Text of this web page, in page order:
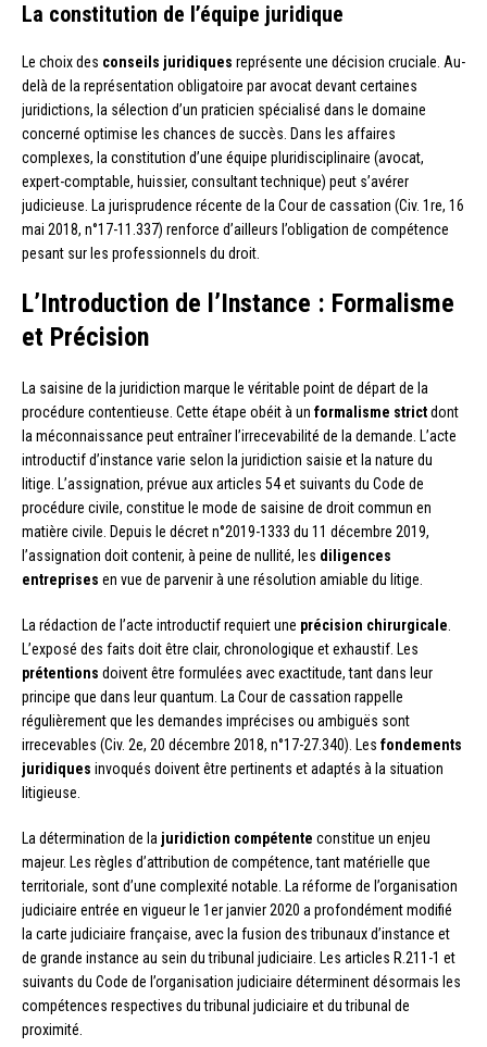
La constitution de l’équipe juridique
Le choix des conseils juridiques représente une décision cruciale. Au-
delà de la représentation obligatoire par avocat devant certaines
juridictions, la sélection d’un praticien spécialisé dans le domaine
concerné optimise les chances de succès. Dans les affaires
complexes, la constitution d’une équipe pluridisciplinaire (avocat,
expert-comptable, huissier, consultant technique) peut s’avérer
judicieuse. La jurisprudence récente de la Cour de cassation (Civ. 1re, 16
mai 2018, n°17-11.337) renforce d’ailleurs l’obligation de compétence
pesant sur les professionnels du droit.
L’Introduction de l’Instance : Formalisme
et Précision
La saisine de la juridiction marque le véritable point de départ de la
procédure contentieuse. Cette étape obéit à un formalisme strictdont
la méconnaissance peut entraîner l’irrecevabilité de la demande. L’acte
introductif d’instance varie selon la juridiction saisie et la nature du
litige. L’assignation, prévue aux articles 54 et suivants du Code de
procédure civile, constitue le mode de saisine de droit commun en
matière civile. Depuis le décret n°2019-1333 du 11 décembre 2019,
l’assignation doit contenir, à peine de nullité, les diligences
entreprises en vue de parvenir à une résolution amiable du litige.
La rédaction de l’acte introductif requiert une précision chirurgicale
L’exposé des faits doit être clair, chronologique et exhaustif. Les
prétentions doivent être formulées avec exactitude, tant dans leur
principe que dans leur quantum. La Cour de cassation rappelle
régulièrement que les demandes imprécises ou ambiguës sont
irrecevables (Civ. 2e, 20 décembre 2018, n°17-27.340). Les fondements
juridiques invoqués doivent être pertinents et adaptés à la situation
litigieuse.
La détermination de la juridiction compétente constitue un enjeu
majeur. Les règles d’attribution de compétence, tant matérielle que
territoriale, sont d’une complexité notable. La réforme de l’organisation
judiciaire entrée en vigueur le 1er janvier 2020 a profondément modifié
la carte judiciaire française, avec la fusion des tribunaux d’instance et
de grande instance au sein du tribunal judiciaire. Les articles R.211-1 et
suivants du Code de l’organisation judiciaire déterminent désormais les
compétences respectives du tribunal judiciaire et du tribunal de
proximité.